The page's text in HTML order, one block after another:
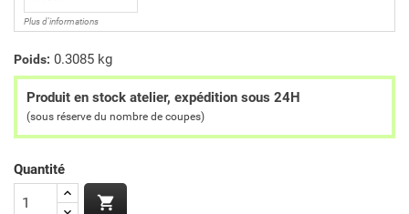
Plus d'informations
Poids: 0.3085 kg
Produit en stock atelier, expédition sous 24H
(sous réserve du nombre de coupes)
Quantité
